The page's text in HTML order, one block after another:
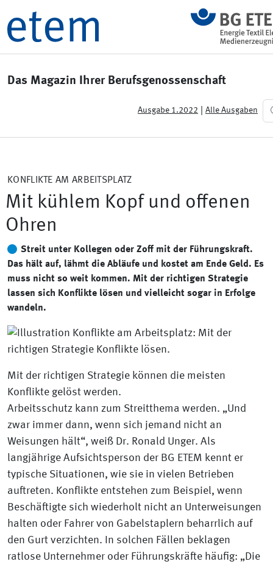
Das Magazin Ihrer Berufsgenossenschaft
Ausgabe 1.2022 Alle Ausgaben
KONFLIKTE AM ARBEITSPLATZ
Mit kühlem Kopf und offenen
Ohren
Streit unter Kollegen oder Zoff mit der Führungskraft.
Das hält auf, lähmt die Abläufe und kostet am Ende Geld. Es
muss nicht so weit kommen. Mit der richtigen Strategie
lassen sich Konflikte lösen und vielleicht sogar in Erfolge
wandeln.
Mit der richtigen Strategie können die meisten
Konflikte gelöst werden.
Arbeitsschutz kann zum Streitthema werden. „Und
zwar immer dann, wenn sich jemand nicht an
Weisungen hält“, weiß Dr. Ronald Unger. Als
langjährige Aufsichtsperson der BG ETEM kennt er
typische Situationen, wie sie in vielen Betrieben
auftreten. Konflikte entstehen zum Beispiel, wenn
Beschäftigte sich wiederholt nicht an Unterweisungen
halten oder Fahrer von Gabelstaplern beharrlich auf
den Gurt verzichten. In solchen Fällen beklagen
ratlose Unternehmer oder Führungskräfte häufig: „Die